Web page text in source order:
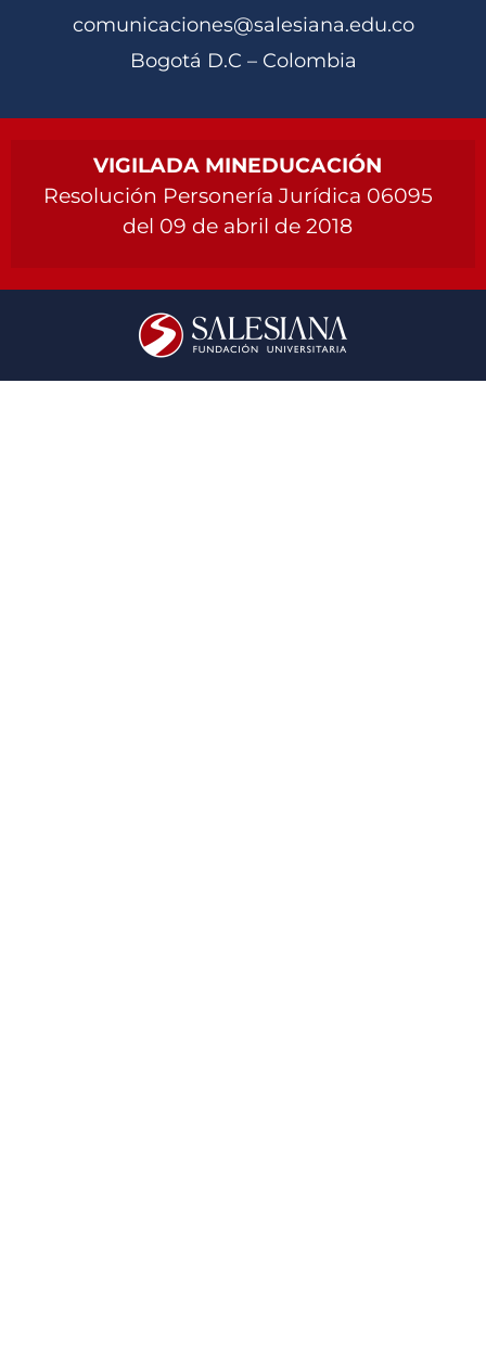
comunicaciones@salesiana.edu.co
Bogotá D.C – Colombia
VIGILADA MINEDUCACIÓN
Resolución Personería Jurídica 06095
del 09 de abril de 2018